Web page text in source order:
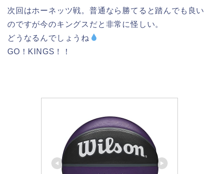
次回はホーネッツ戦。普通なら勝てると踏んでも良い
のですが今のキングスだと非常に怪しい。
どうなるんでしょうね
GO！KINGS！！